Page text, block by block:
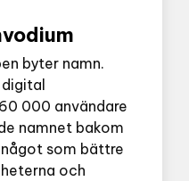
byter namn.
000 användare
namnet bakom
som bättre
och